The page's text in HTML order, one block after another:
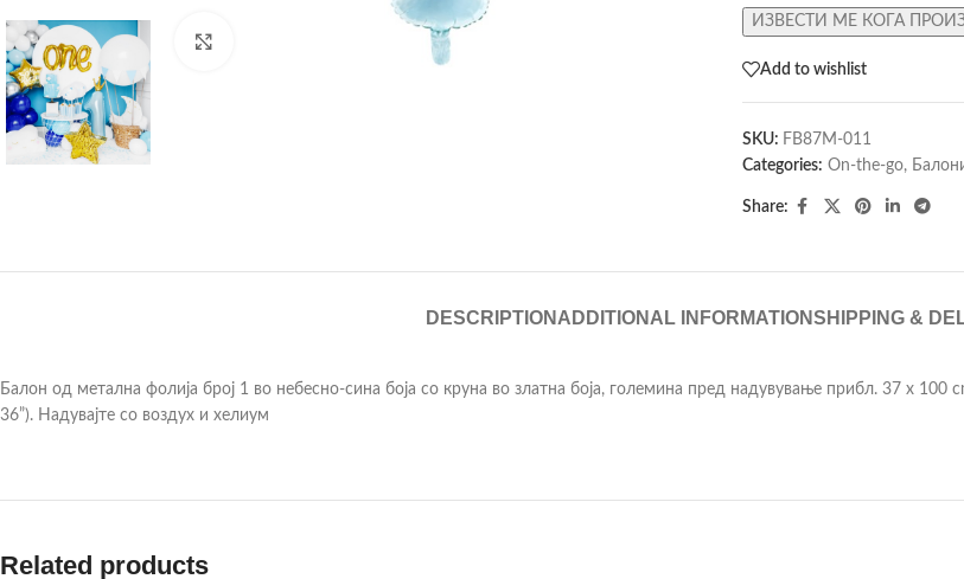
ИЗВЕСТИ МЕ КОГА
Add to wishlist
SKU: FB87M-011
Categories: On-the-go,
Share:
DESCRIPTION ADDITIONAL INFORMATIONSHIPPING &
Балон од метална фолија број 1 во небесно-сина боја со круна во златна боја, големина пред надувување прибл. 37 x
36”). Надувајте со воздух и хелиум
Related products